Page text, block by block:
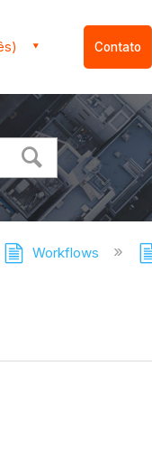
Contato
Workflows